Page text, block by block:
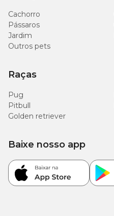
Cachorro
Pássaros
Jardim
Outros pets
Raças
Pug
Pitbull
Golden retriever
Baixe nosso app